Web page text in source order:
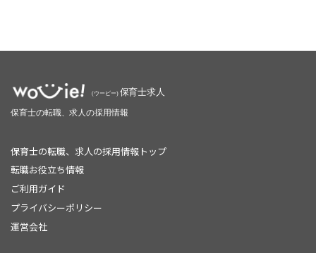
保育士の転職、求人の採用情報トップ
転職お役立ち情報
ご利用ガイド
プライバシーポリシー
運営会社